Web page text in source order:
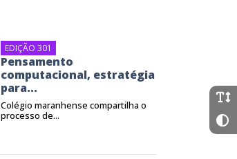
EDIÇÃO 301
Pensamento
computacional, estratégia
para...
Colégio maranhense compartilha o
processo de...